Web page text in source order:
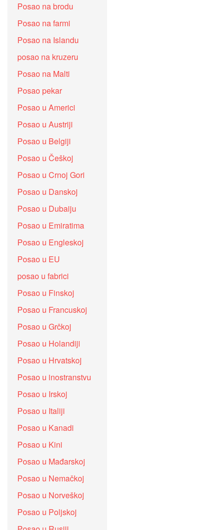
Posao na brodu
Posao na farmi
Posao na Islandu
posao na kruzeru
Posao na Malti
Posao pekar
Posao u Americi
Posao u Austriji
Posao u Belgiji
Posao u Češkoj
Posao u Crnoj Gori
Posao u Danskoj
Posao u Dubaiju
Posao u Emiratima
Posao u Engleskoj
Posao u EU
posao u fabrici
Posao u Finskoj
Posao u Francuskoj
Posao u Grčkoj
Posao u Holandiji
Posao u Hrvatskoj
Posao u inostranstvu
Posao u Irskoj
Posao u Italiji
Posao u Kanadi
Posao u Kini
Posao u Mađarskoj
Posao u Nemačkoj
Posao u Norveškoj
Posao u Poljskoj